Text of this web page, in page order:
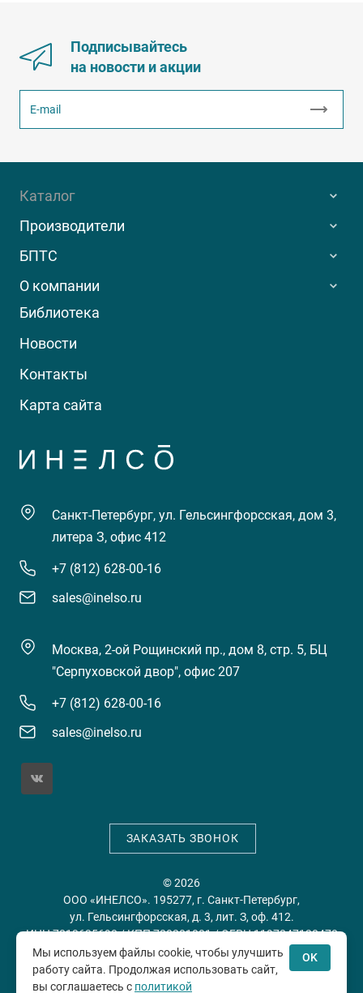
Подписывайтесь
на новости и акции
Каталог
Производители
БПТС
О компании
Библиотека
Новости
Контакты
Карта сайта
Санкт-Петербург, ул. Гельсингфорсская, дом 3,
литера З, офис 412
+7 (812) 628-00-16
sales@inelso.ru
Москва, 2-ой Рощинский пр., дом 8, стр. 5, БЦ
"Серпуховской двор", офис 207
+7 (812) 628-00-16
sales@inelso.ru
ЗАКАЗАТЬ ЗВОНОК
© 2026
ООО «ИНЕЛСО». 195277, г. Санкт-Петербург,
ул. Гельсингфорсская, д. 3, лит. З, оф. 412.
ИНН 7813635698 / КПП 780201001 / ОГРН 1197847128478
Политика конфиденциальности
Мы используем файлы cookie, чтобы улучшить
работу сайта. Продолжая использовать сайт,
вы соглашаетесь с политикой
OK